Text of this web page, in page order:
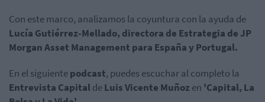
Con este marco, analizamos la coyuntura con la ayuda de
Lucía Gutiérrez-Mellado, directora de Estrategia de JP
Morgan Asset Management para España y Portugal.
En el siguientepodcast, puedes escuchar al completo la
Entrevista CapitaldeLuis Vicente Muñoz en 'Capital, La